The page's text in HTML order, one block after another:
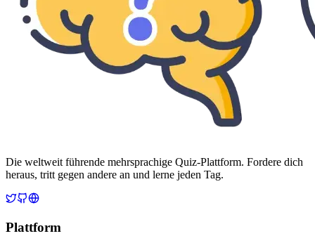
Die weltweit führende mehrsprachige Quiz-Plattform. Fordere dich
heraus, tritt gegen andere an und lerne jeden Tag.
Plattform